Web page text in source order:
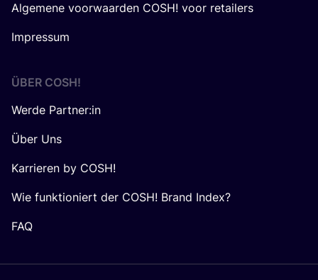
Algemene voorwaarden COSH! voor retailers
Impressum
ÜBER COSH!
Werde Partner:in
Über Uns
Karrieren by COSH!
Wie funktioniert der COSH! Brand Index?
FAQ